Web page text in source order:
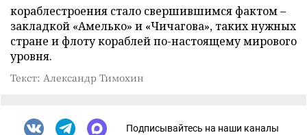
кораблестроения стало свершившимся фактом –
закладкой «Амелько» и «Чичагова», таких нужных
стране и флоту кораблей по-настоящему мирового
уровня.
Текст: Александр Тимохин
Подписывайтесь на наши каналы